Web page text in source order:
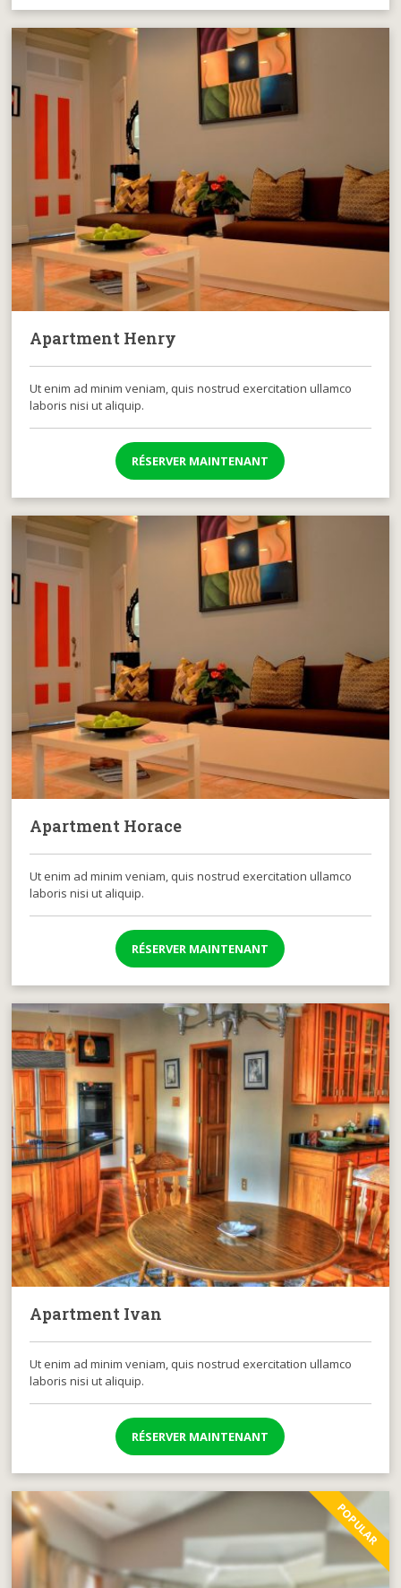
Apartment Henry
Ut enim ad minim veniam, quis nostrud exercitation ullamco
laboris nisi ut aliquip.
RÉSERVER MAINTENANT
Apartment Horace
Ut enim ad minim veniam, quis nostrud exercitation ullamco
laboris nisi ut aliquip.
RÉSERVER MAINTENANT
Apartment Ivan
Ut enim ad minim veniam, quis nostrud exercitation ullamco
laboris nisi ut aliquip.
RÉSERVER MAINTENANT
POPULAR